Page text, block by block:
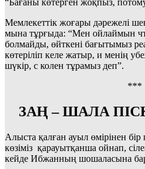
“Бағаны көтерген жоқпыз,
Мемлекеттік жоғары дәрежелі
мына тұрғыда: “Мен ойлаймын
болмайды, өйткені бағытымыз
көтеріліп келе жатыр, и менің
шүкір, с колен тұрамыз деп”.
***
ЗАҢ – ШАЛА
Алыста қалған ауыл өмірінен бір
көзіміз қарауытқанша ойнап,
кейде Ибжанның шошаласына